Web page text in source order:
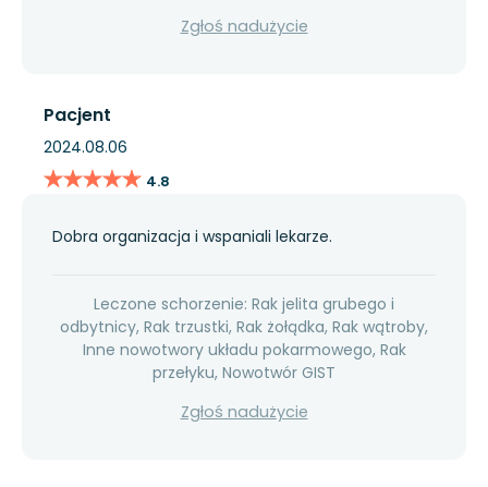
Zgłoś nadużycie
Pacjent
2024.08.06
★★★★★
★★★★★ 4.8
Dobra organizacja i wspaniali lekarze.
Leczone schorzenie: Rak jelita grubego i
odbytnicy, Rak trzustki, Rak żołądka, Rak wątroby,
Inne nowotwory układu pokarmowego, Rak
przełyku, Nowotwór GIST
Zgłoś nadużycie